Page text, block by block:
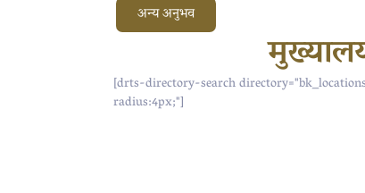
अन्य अनुभव
[drts-directory-search
radius:4px;"]